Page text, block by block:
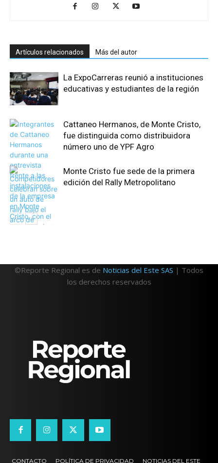
Artículos relacionados Más del autor
La ExpoCarreras reunió a instituciones
educativas y estudiantes de la región
Cattaneo Hermanos, de Monte Cristo,
fue distinguida como distribuidora
número uno de YPF Agro
Monte Cristo fue sede de la primera
edición del Rally Metropolitano
©Reporte Regional es de Noticias del Este SAS | Todos
los derechos reservados
CONTACTO POLÍTICA DE PRIVACIDAD NOTICIAS DEL ESTE